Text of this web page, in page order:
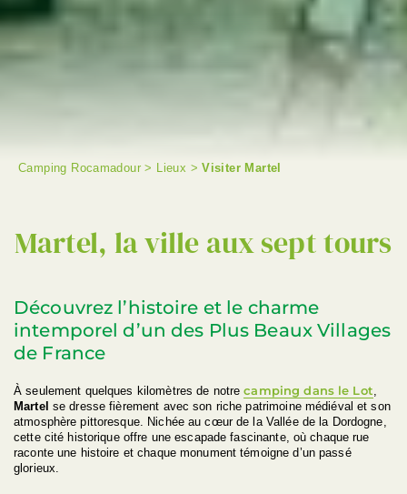
Camping Rocamadour > Lieux >Visiter Martel
Martel, la ville aux sept tours
Découvrez l’histoire et le charme
intemporel d’un des Plus Beaux Villages
de France
À seulement quelques kilomètres de notrecamping dans le Lot,
Martel se dresse fièrement avec son riche patrimoine médiéval et son
atmosphère pittoresque. Nichée au cœur de la Vallée de la Dordogne,
cette cité historique offre une escapade fascinante, où chaque rue
raconte une histoire et chaque monument témoigne d’un passé
glorieux.